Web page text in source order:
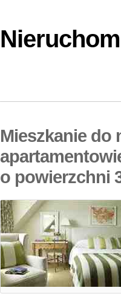
Mieszkanie do
o powierzchni